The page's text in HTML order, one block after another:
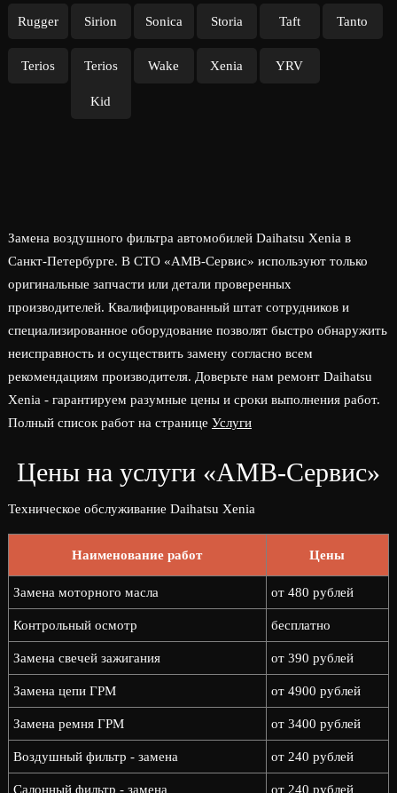
Rugger Sirion Sonica Storia Taft Tanto
Terios Terios
Kid
Wake Xenia YRV
Замена воздушного фильтра автомобилей Daihatsu Xenia в
Санкт-Петербурге. В СТО «АМВ-Сервис» используют только
оригинальные запчасти или детали проверенных
производителей. Квалифицированный штат сотрудников и
специализированное оборудование позволят быстро обнаружить
неисправность и осуществить замену согласно всем
рекомендациям производителя. Доверьте нам ремонт Daihatsu
Xenia - гарантируем разумные цены и сроки выполнения работ.
Полный список работ на странице Услуги
Цены на услуги «АМВ-Сервис»
Техническое обслуживание Daihatsu Xenia
Наименование работ Цены
Замена моторного масла от 480 рублей
Контрольный осмотр бесплатно
Замена свечей зажигания от 390 рублей
Замена цепи ГРМ от 4900 рублей
Замена ремня ГРМ от 3400 рублей
Воздушный фильтр - замена от 240 рублей
Салонный фильтр - замена от 240 рублей